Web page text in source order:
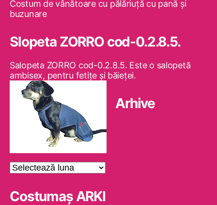
Costum de vânătoare cu pălăriuţă cu pană şi
buzunare
Slopeta ZORRO cod-0.2.8.5.
Salopeta ZORRO cod-0.2.8.5. Este o salopetă
ambisex, pentru fetiţe şi băieţei.
Arhive
Arhive
Costumaş ARKI